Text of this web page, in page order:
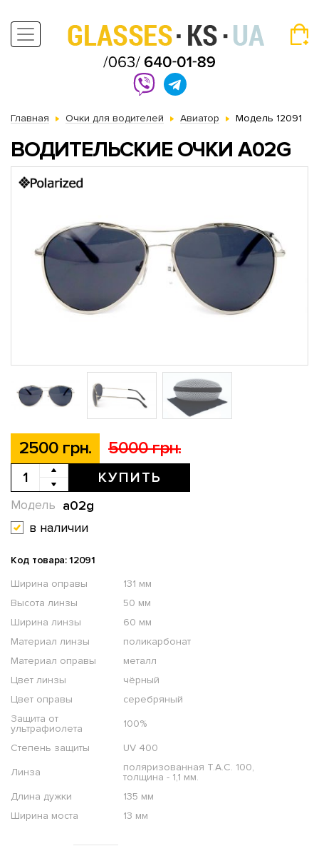
Главная Очки для водителей Авиатор Модель 12091
ВОДИТЕЛЬСКИЕ ОЧКИ A02G
2500 грн. 5000 грн.
КУПИТЬ
a02g
Модель
в наличии
Код товара: 12091
Ширина оправы
131 мм
Высота линзы
50 мм
Ширина линзы
60 мм
Материал линзы
поликарбонат
Материал оправы
металл
Цвет линзы
чёрный
Цвет оправы
серебряный
Защита от
ультрафиолета
100%
Степень защиты
UV 400
Линза
поляризованная T.A.C. 100,
толщина - 1,1 мм.
Длина дужки
135 мм
Ширина моста
13 мм